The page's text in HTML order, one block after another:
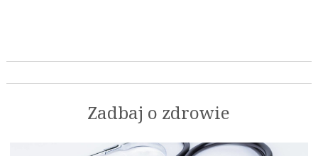
Zadbaj o zdrowie